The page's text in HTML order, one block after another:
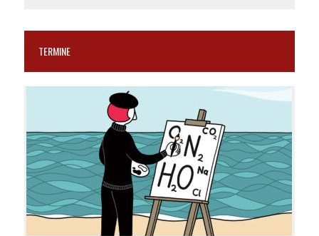
TERMINE